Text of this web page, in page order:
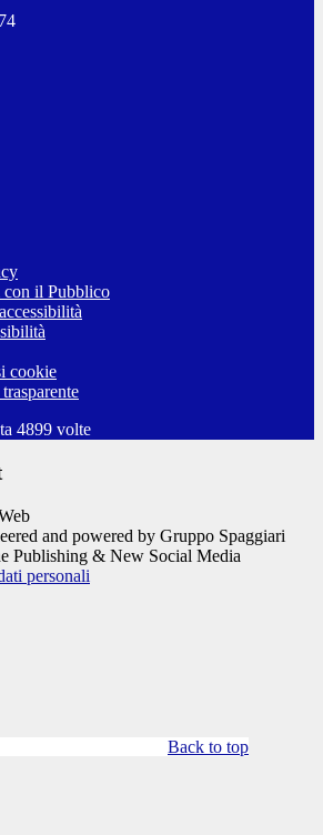
il Pubblico
cookie
4899 volte
and powered by Gruppo Spaggiari
Publishing & New Social Media
personali
Back to top